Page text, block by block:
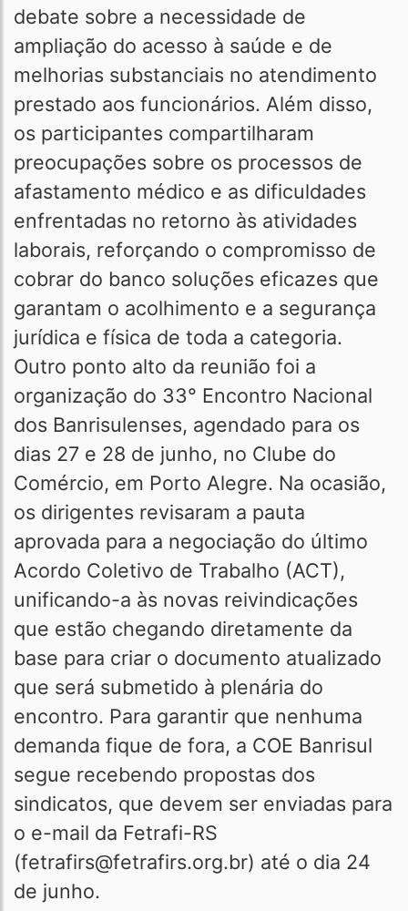
debate sobre a necessidade de
ampliação do acesso à saúde e de
melhorias substanciais no atendimento
prestado aos funcionários. Além disso,
os participantes compartilharam
preocupações sobre os processos de
afastamento médico e as dificuldades
enfrentadas no retorno às atividades
laborais, reforçando o compromisso de
cobrar do banco soluções eficazes que
garantam o acolhimento e a segurança
jurídica e física de toda a categoria.
Outro ponto alto da reunião foi a
organização do 33° Encontro Nacional
dos Banrisulenses, agendado para os
dias 27 e 28 de junho, no Clube do
Comércio, em Porto Alegre. Na ocasião,
os dirigentes revisaram a pauta
aprovada para a negociação do último
Acordo Coletivo de Trabalho (ACT),
unificando-a às novas reivindicações
que estão chegando diretamente da
base para criar o documento atualizado
que será submetido à plenária do
encontro. Para garantir que nenhuma
demanda fique de fora, a COE Banrisul
segue recebendo propostas dos
sindicatos, que devem ser enviadas para
o e-mail da Fetrafi-RS
(fetrafirs@fetrafirs.org.br) até o dia 24
de junho.